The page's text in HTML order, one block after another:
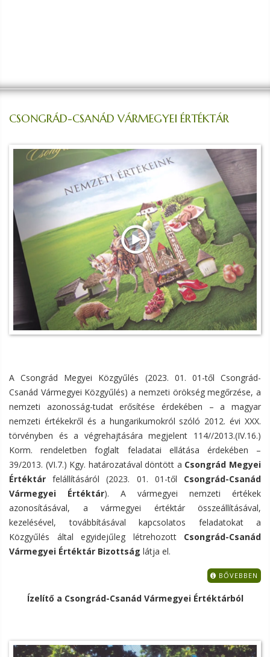
CSONGRÁD-CSANÁD VÁRMEGYEI ÉRTÉKTÁR
A Csongrád Megyei Közgyűlés (2023. 01. 01-től Csongrád-
Csanád Vármegyei Közgyűlés) a nemzeti örökség megőrzése, a
nemzeti azonosság-tudat erősítése érdekében – a magyar
nemzeti értékekről és a hungarikumokról szóló 2012. évi XXX.
törvényben és a végrehajtására megjelent 114//2013.(IV.16.)
Korm. rendeletben foglalt feladatai ellátása érdekében –
39/2013. (VI.7.) Kgy. határozatával döntött a Csongrád Megyei
Értéktár felállításáról (2023. 01. 01-től Csongrád-Csanád
Vármegyei Értéktár). A vármegyei nemzeti értékek
azonosításával, a vármegyei értéktár összeállításával,
kezelésével, továbbításával kapcsolatos feladatokat a
Közgyűlés által egyidejűleg létrehozott Csongrád-Csanád
Vármegyei Értéktár Bizottság látja el.
BŐVEBBEN
Ízelítő a Csongrád-Csanád Vármegyei Értéktárból